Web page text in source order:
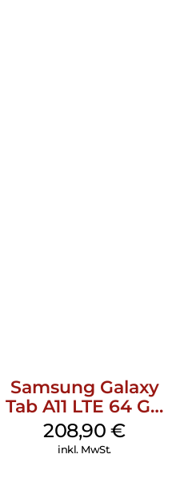
Samsung Galaxy
Tab A11 LTE 64 GB
Gray
208,90€
inkl. MwSt.